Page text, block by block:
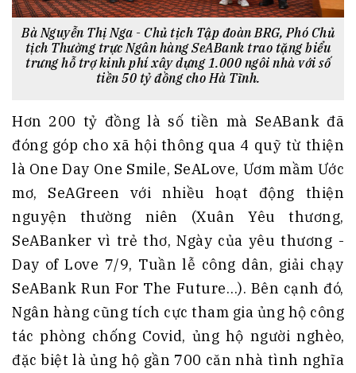
Bà Nguyễn Thị Nga - Chủ tịch Tập đoàn BRG, Phó Chủ
tịch Thường trực Ngân hàng SeABank trao tặng biểu
trưng hỗ trợ kinh phí xây dựng 1.000 ngôi nhà với số
tiền 50 tỷ đồng cho Hà Tĩnh.
Hơn 200 tỷ đồng là số tiền mà SeABank đã
đóng góp cho xã hội thông qua 4 quỹ từ thiện
là One Day One Smile, SeALove, Ươm mầm Ước
mơ, SeAGreen với nhiều hoạt động thiện
nguyện thường niên (Xuân Yêu thương,
SeABanker vì trẻ thơ, Ngày của yêu thương -
Day of Love 7/9, Tuần lễ công dân, giải chạy
SeABank Run For The Future…). Bên cạnh đó,
Ngân hàng cũng tích cực tham gia ủng hộ công
tác phòng chống Covid, ủng hộ người nghèo,
đặc biệt là ủng hộ gần 700 căn nhà tình nghĩa